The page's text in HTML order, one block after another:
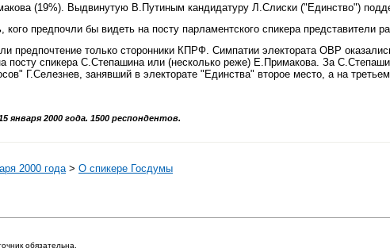
(19%). Выдвинутую В.Путиным кандидатуру Л.Слиски ("Единство")
предпочли бы видеть на посту парламентского спикера представители
предпочтение только сторонники КПРФ. Симпатии электората ОВР
спикера С.Степашина или (несколько реже) Е.Примакова. За
Г.Селезнев, занявший в электорате "Единства" второе место, а на
января 2000 года. 1500 респондентов.
2000 года > О спикере Госдумы
обязательна.